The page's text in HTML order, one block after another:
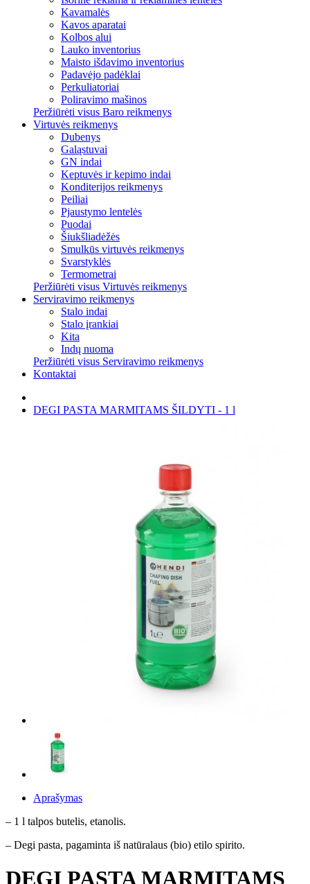
Kavamalės
Kavos aparatai
Kolbos alui
Lauko inventorius
Maisto išdavimo inventorius
Padavėjo padėklai
Perkuliatoriai
Poliravimo mašinos
Peržiūrėti visus Baro reikmenys
Virtuvės reikmenys
Dubenys
Galąstuvai
GN indai
Keptuvės ir kepimo indai
Konditerijos reikmenys
Peiliai
Pjaustymo lentelės
Puodai
Šiukšliadėžės
Smulkūs virtuvės reikmenys
Svarstyklės
Termometrai
Peržiūrėti visus Virtuvės reikmenys
Serviravimo reikmenys
Stalo indai
Stalo įrankiai
Kita
Indų nuoma
Peržiūrėti visus Serviravimo reikmenys
Kontaktai
DEGI PASTA MARMITAMS ŠILDYTI - 1 l
Aprašymas
– 1 l talpos butelis, etanolis.
– Degi pasta, pagaminta iš natūralaus (bio) etilo spirito.
DEGI PASTA MARMITAMS